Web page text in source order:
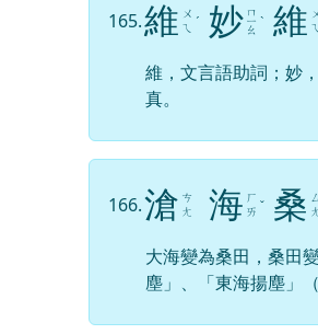
165.維 ㄨ
ㄟ ˊ 妙 ㄇ
ㄧ
ㄠ
ˋ 維 ㄟ
維，文言語助詞；妙
真。
166.滄 ㄘ
ㄤ
海 ㄏ
ㄞ ˇ 桑
大海變為桑田，桑田
塵」、「東海揚塵」